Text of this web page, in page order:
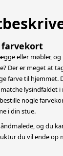
farvekort
eller møbler,
Der er meget at
farve til hjemmet.
lysindfaldet
nogle
i din stue.
og du
du vil ende op